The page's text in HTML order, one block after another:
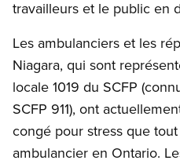
travailleurs et le public en
Les ambulanciers et les
Niagara, qui sont
locale 1019 du SCFP
SCFP 911), ont
congé pour stress que
ambulancier en Ontario.